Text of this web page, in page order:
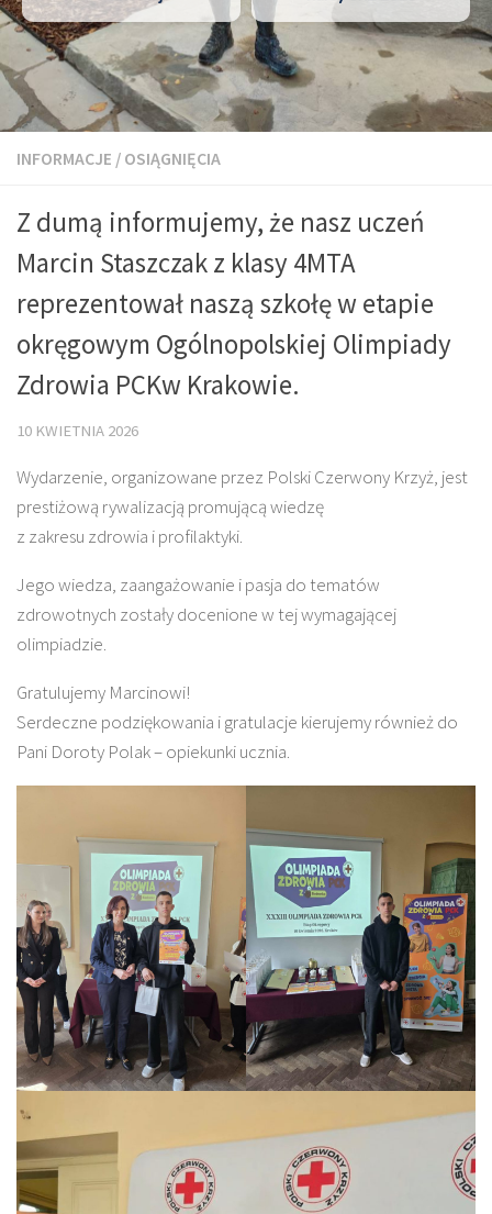
INFORMACJE / OSIĄGNIĘCIA
Z dumą informujemy, że nasz uczeń
Marcin Staszczak z klasy 4MTA
reprezentował naszą szkołę w etapie
okręgowym Ogólnopolskiej Olimpiady
Zdrowia PCKw Krakowie.
10 KWIETNIA 2026
Wydarzenie, organizowane przez Polski Czerwony Krzyż, jest
prestiżową rywalizacją promującą wiedzę
z zakresu zdrowia i profilaktyki.
Jego wiedza, zaangażowanie i pasja do tematów
zdrowotnych zostały docenione w tej wymagającej
olimpiadzie.
Gratulujemy Marcinowi!
Serdeczne podziękowania i gratulacje kierujemy również do
Pani Doroty Polak – opiekunki ucznia.